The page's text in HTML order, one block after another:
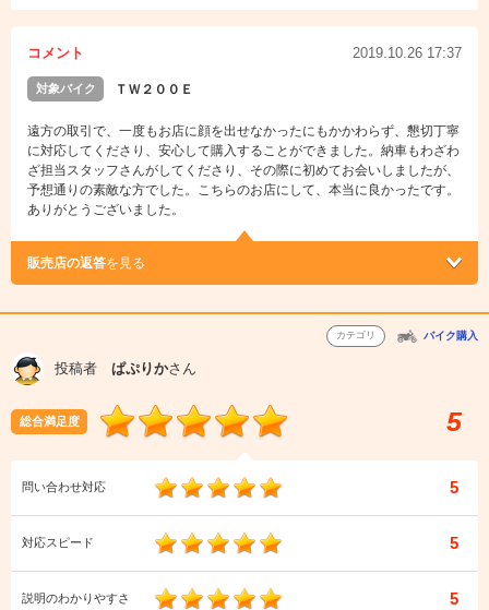
コメント 2019.10.26 17:37
対象バイク ＴＷ２００Ｅ
遠方の取引で、一度もお店に顔を出せなかったにもかかわらず、懇切丁寧
に対応してくださり、安心して購入することができました。納車もわざわ
ざ担当スタッフさんがしてくださり、その際に初めてお会いしましたが、
予想通りの素敵な方でした。こちらのお店にして、本当に良かったです。
ありがとうございました。
販売店の返答を見る
カテゴリ バイク購入
投稿者 ぱぷりかさん
総合満足度 5
問い合わせ対応 5
対応スピード 5
説明のわかりやすさ 5